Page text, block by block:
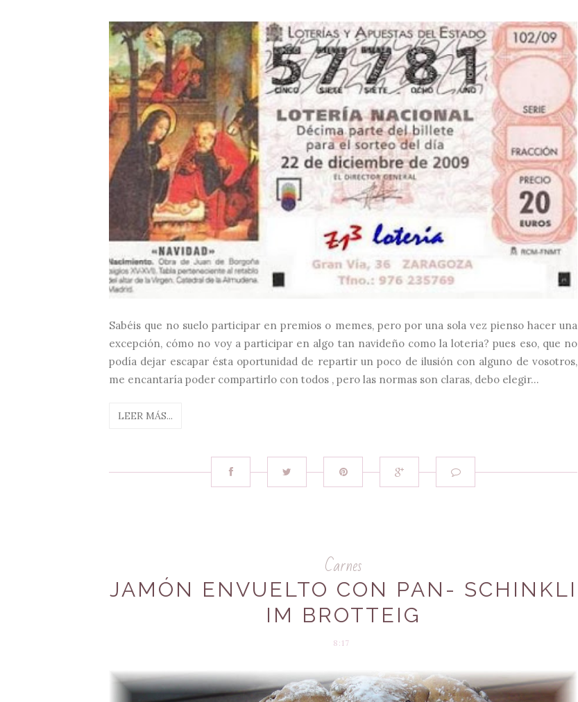
Sabéis que no suelo participar en premios o memes, pero por una sola vez pienso hacer una
excepción, cómo no voy a participar en algo tan navideño como la loteria? pues eso, que no
podía dejar escapar ésta oportunidad de repartir un poco de ilusión con alguno de vosotros,
me encantaría poder compartirlo con todos , pero las normas son claras, debo elegir...
LEER MÁS...
Carnes
JAMÓN ENVUELTO CON PAN- SCHINKLI
IM BROTTEIG
8:17